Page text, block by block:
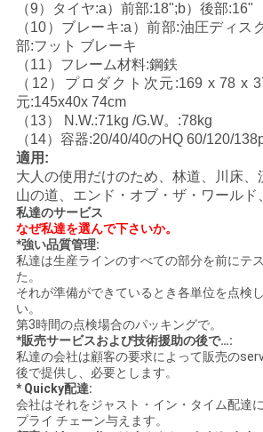
を
要
求
し
な
さ
い
地
図
プ
（9）タイヤ:a）前部:18";b）後部:16"
（10）ブレーキ:a）前部:油圧ディス
部:フット ブレーキ
（11）フレーム材料:鋼鉄
（12）プロダクト次元:169 x 78 x
元:145x40x 74cm
（13） N.W.:71kg /G.W。:78kg
（14）容器:20/40/40のHQ 60/120/
適用:
大人の使用だけのため、林道、川床、
山の道、エンド・オブ・ザ・ワールド
私達のサービス
なぜ私達を選んで下さいか。
*強い品質管理:
私達は生産ラインのすべての部分を前にテ
た。
それが準備ができているとき各単位を点検
い。
第3時間の点検場合のパッキングで。
*販売サービスおよび技術援助の後で…:
私達の会社は顧客の要求によって販売の
後で提供し、必要とします。
* Quicky配達:
会社はそれをジャスト・イン・タイム配達
プライ チェーン与えます。